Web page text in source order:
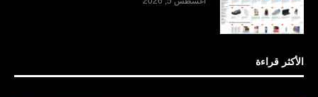
الأكثر قراءة